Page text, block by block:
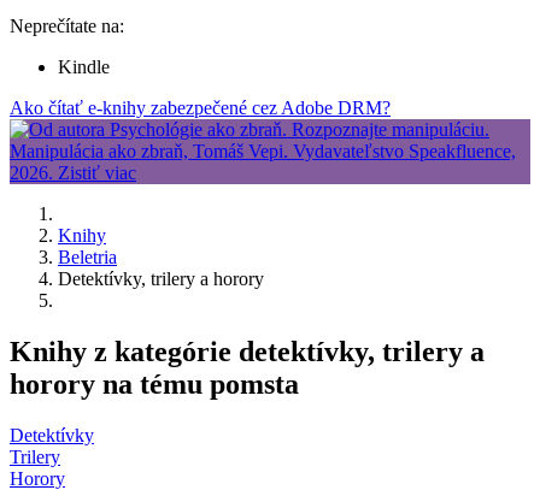
Neprečítate na:
Kindle
Ako čítať e-knihy zabezpečené cez Adobe DRM?
Knihy
Beletria
Detektívky, trilery a horory
Knihy z kategórie detektívky, trilery a
horory na tému pomsta
Detektívky
Trilery
Horory